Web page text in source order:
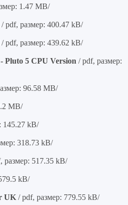
1.47 MB/
/ pdf, размер: 400.47 kB/
/ pdf, размер: 439.62 kB/
Pluto 5 CPU Version / pdf, размер:
96.58 MB/
MB/
145.27 kB/
318.73 kB/
размер: 517.35 kB/
kB/
UK / pdf, размер: 779.55 kB/